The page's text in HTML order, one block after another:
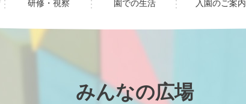
研修・視察 園での生活 入園のご案内
みんなの広場